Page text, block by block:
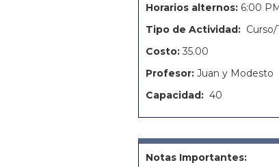
Horarios alternos: 6:00
Tipo de Actividad: Curso/
Costo: 35.00
Profesor: Juan y Modesto
Capacidad: 40
Notas Importantes: